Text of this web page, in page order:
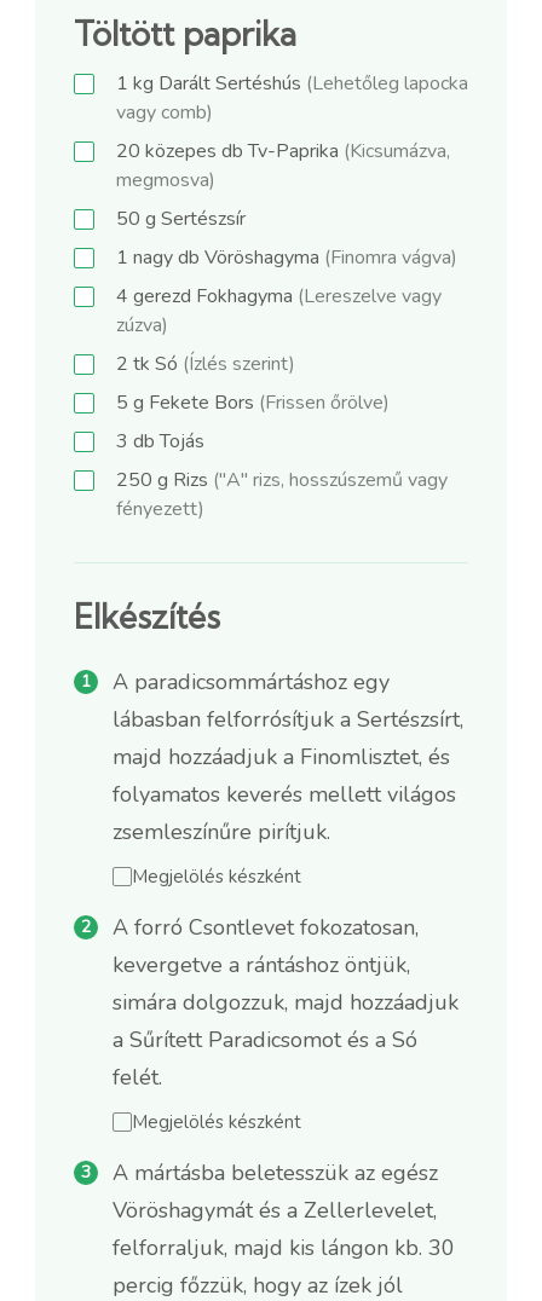
Töltött paprika
1 kg Darált Sertéshús (Lehetőleg lapocka
vagy comb)
20 közepes dbTv-Paprika (Kicsumázva,
megmosva)
50 g Sertészsír
1 nagy db Vöröshagyma (Finomra vágva)
4 gerezd Fokhagyma (Lereszelve vagy
zúzva)
2 tk Só (Ízlés szerint)
5 g Fekete Bors (Frissen őrölve)
3 dbTojás
250 g Rizs ("A" rizs, hosszúszemű vagy
fényezett)
Elkészítés
A paradicsommártáshoz egy
lábasban felforrósítjuk a Sertészsírt,
majd hozzáadjuk a Finomlisztet, és
folyamatos keverés mellett világos
zsemleszínűre pirítjuk.
Megjelölés készként
A forró Csontlevet fokozatosan,
kevergetve a rántáshoz öntjük,
simára dolgozzuk, majd hozzáadjuk
a Sűrített Paradicsomot és a Só
felét.
Megjelölés készként
A mártásba beletesszük az egész
Vöröshagymát és a Zellerlevelet,
felforraljuk, majd kis lángon kb. 30
percig főzzük, hogy az ízek jól